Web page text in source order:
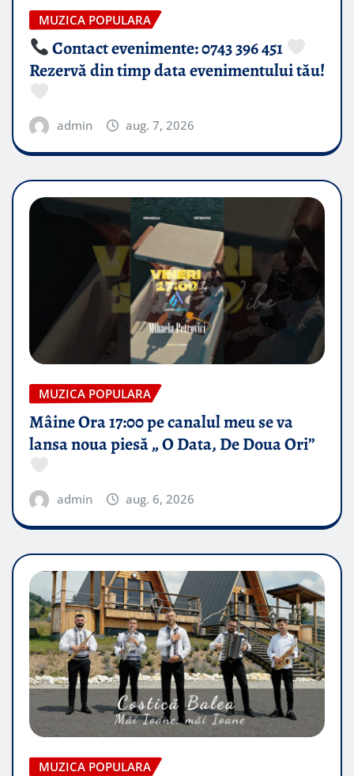
MUZICA POPULARA
Contact evenimente: 0743 396 451
Rezervă din timp data evenimentului tău!
admin aug. 7, 2026
MUZICA POPULARA
Mâine Ora 17:00 pe canalul meu se va
lansa noua piesă „ O Data, De Doua Ori”
admin aug. 6, 2026
MUZICA POPULARA